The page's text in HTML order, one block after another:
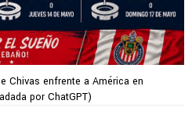
Chivas enfrente a América en
por ChatGPT)